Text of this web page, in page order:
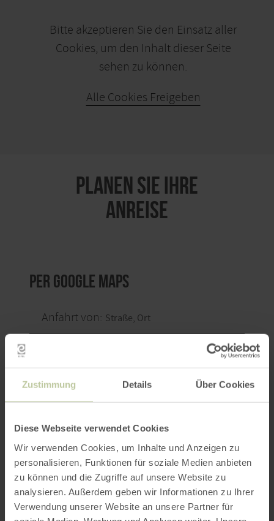
Zustimmung Details Über Cookies
Diese Webseite verwendet Cookies
Wir verwenden Cookies, um Inhalte und Anzeigen zu
personalisieren, Funktionen für soziale Medien anbieten
zu können und die Zugriffe auf unsere Website zu
analysieren. Außerdem geben wir Informationen zu Ihrer
Verwendung unserer Website an unsere Partner für
Bitte akzeptieren Sie den Einsatz aller
Cookies, um den Inhalt dieser Seite
sehen zu können.
Alle Cookies Freigeben
PLANEN SIE IHRE
ANREISE
per Google Maps
Anfahrt von:
Das könnte Sie auch
interessieren